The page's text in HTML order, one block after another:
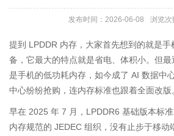
发布时间：2026-06-08 浏览次
提到 LPDDR 内存，大家首先想到的就是
备，它最大的特点就是省电、体积小。但
是手机的低功耗内存，如今成了 AI 数据中
中心纷纷抢购，连内存标准也跟着全面改版
早在 2025 年 7 月，LPDDR6 基础版本标
内存规范的 JEDEC 组织，没有止步于移动